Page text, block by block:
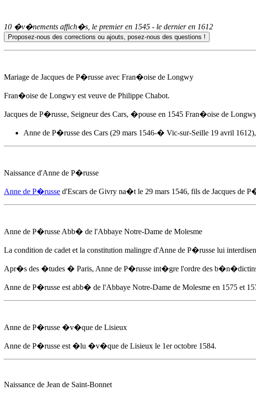
10 �v�nements affich�s, le premier en 1545 - le dernier en 1612
Mariage de Jacques de P�russe avec Fran�oise de Longwy
Fran�oise de Longwy est veuve de Philippe Chabot.
Jacques de P�russe, Seigneur des Cars, �pouse en 1545 Fran�oise de
Anne de P�russe des Cars (29 mars 1546-� Vic-sur-Seille 19 avril
Naissance d'Anne de P�russe
Anne de P�russe d'Escars de Givry na�t le 29 mars 1546, fils de Jacques de
Anne de P�russe Abb� de l'Abbaye Notre-Dame de Molesme
La condition de cadet et la constitution malingre d'Anne de P�russe lui
Apr�s des �tudes � Paris, Anne de P�russe int�gre l'ordre des
Anne de P�russe est abb� de l'Abbaye Notre-Dame de Molesme en 1575 et
Anne de P�russe �v�que de Lisieux
Anne de P�russe est �lu �v�que de Lisieux le 1er octobre 1584.
Naissance de Jean de Saint-Bonnet